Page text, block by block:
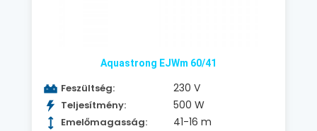
Aquastrong EJWm 60/41
Feszültség: 230 V
Teljesítmény: 500 W
Emelőmagasság: 41-16 m